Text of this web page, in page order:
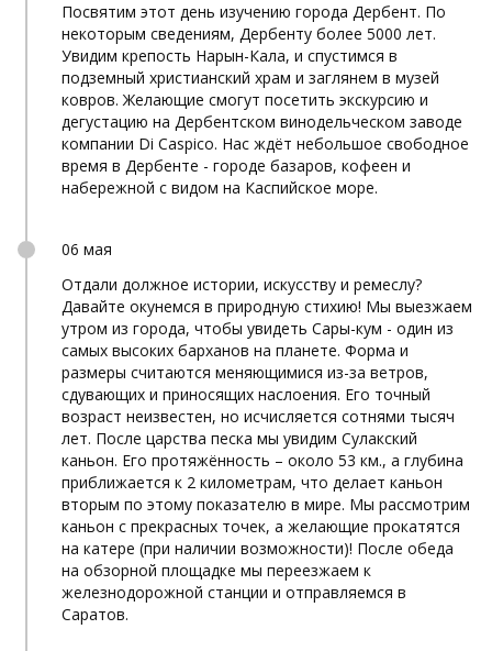
Посвятим этот день изучению города Дербент. По
некоторым сведениям, Дербенту более 5000 лет.
Увидим крепость Нарын-Кала, и спустимся в
подземный христианский храм и заглянем в музей
ковров. Желающие смогут посетить экскурсию и
дегустацию на Дербентском винодельческом заводе
компании Di Caspico. Нас ждёт небольшое свободное
время в Дербенте - городе базаров, кофеен и
набережной с видом на Каспийское море.
06 мая
Отдали должное истории, искусству и ремеслу?
Давайте окунемся в природную стихию! Мы выезжаем
утром из города, чтобы увидеть Сары-кум - один из
самых высоких барханов на планете. Форма и
размеры считаются меняющимися из-за ветров,
сдувающих и приносящих наслоения. Его точный
возраст неизвестен, но исчисляется сотнями тысяч
лет. После царства песка мы увидим Сулакский
каньон. Его протяжённость – около 53 км., а глубина
приближается к 2 километрам, что делает каньон
вторым по этому показателю в мире. Мы рассмотрим
каньон с прекрасных точек, а желающие прокатятся
на катере (при наличии возможности)! После обеда
на обзорной площадке мы переезжаем к
железнодорожной станции и отправляемся в
Саратов.